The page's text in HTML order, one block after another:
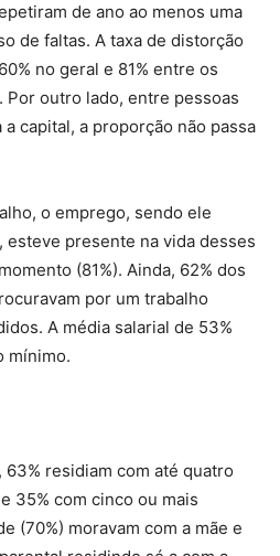
de ano ao menos uma
de faltas. A taxa de distorção
no geral e 81% entre os
Por outro lado, entre pessoas
capital, a proporção não passa
o emprego, sendo ele
esteve presente na vida desses
(81%). Ainda, 62% dos
por um trabalho
A média salarial de 53%
mínimo.
residiam com até quatro
35% com cinco ou mais
(70%) moravam com a mãe e